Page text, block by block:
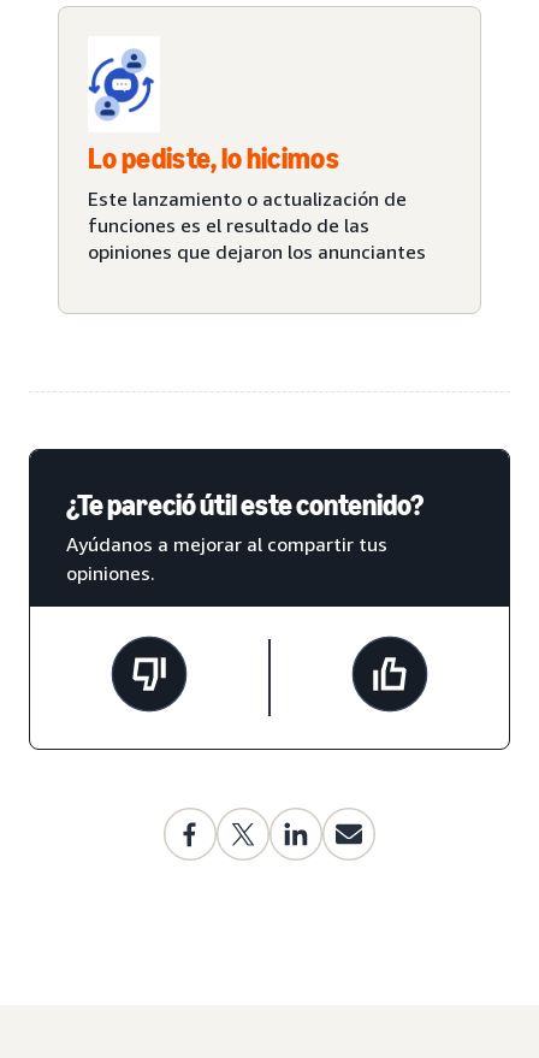
Lo pediste, lo hicimos
Este lanzamiento o actualización de
funciones es el resultado de las
opiniones que dejaron los anunciantes
¿Te pareció útil este contenido?
Ayúdanos a mejorar al compartir tus
opiniones.